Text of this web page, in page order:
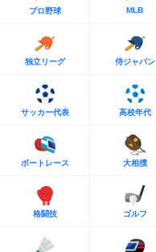
プロ野球 MLB
独立リーグ 侍ジャパン
サッカー代表 高校年代
ボートレース 大相撲
格闘技 ゴルフ